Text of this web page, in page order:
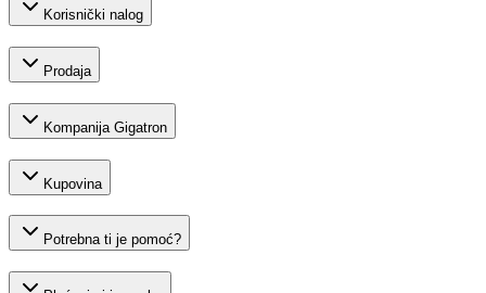
Korisnički nalog
Prodaja
Kompanija Gigatron
Kupovina
Potrebna ti je pomoć?